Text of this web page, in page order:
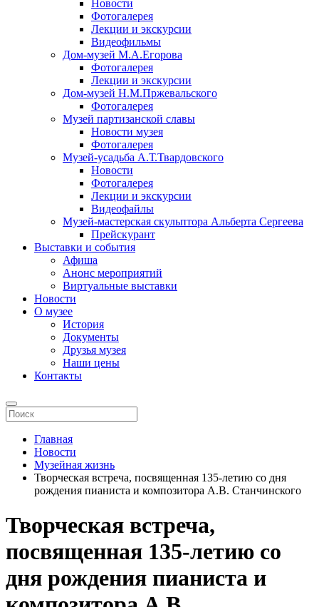
Новости
Фотогалерея
Лекции и экскурсии
Видеофильмы
Дом-музей М.А.Егорова
Фотогалерея
Лекции и экскурсии
Дом-музей Н.М.Пржевальского
Фотогалерея
Музей партизанской славы
Новости музея
Фотогалерея
Музей-усадьба А.Т.Твардовского
Новости
Фотогалерея
Лекции и экскурсии
Видеофайлы
Музей-мастерская скульптора Альберта Сергеева
Прейскурант
Выставки и события
Афиша
Анонс мероприятий
Виртуальные выставки
Новости
О музее
История
Документы
Друзья музея
Наши цены
Контакты
Главная
Новости
Музейная жизнь
Творческая встреча, посвященная 135-летию со дня
рождения пианиста и композитора А.В. Станчинского
Творческая встреча,
посвященная 135-летию со
дня рождения пианиста и